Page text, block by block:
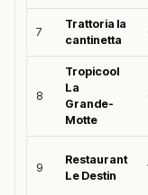
7
Trattoria la
cantinetta
8
Tropicool
La
Grande-
Motte
9
Restaurant
Le Destin